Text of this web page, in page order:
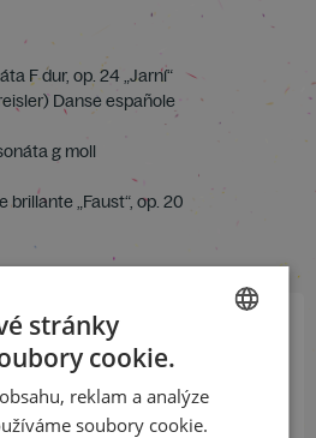
F dur, op. 24 „Jarní“
Danse españole
g moll
brillante „Faust“, op. 20
našemu newsletteru
první v obraze
ENGLISH
stránky
cookie.
reklam a analýze
soubory cookie.